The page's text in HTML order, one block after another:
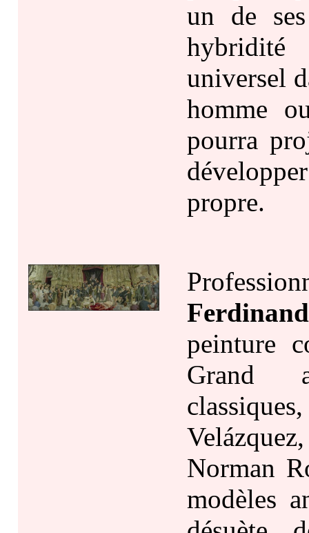
un de
hybridité
universel
homme
pourra
propre.
peinture
Grand
Norman
modèles